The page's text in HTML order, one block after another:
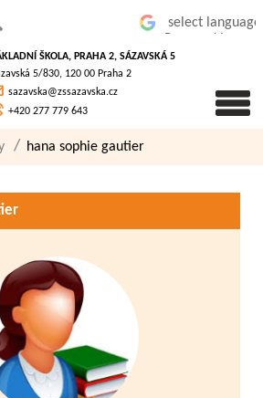
ŠKOLA, PRAHA 2, SÁZAVSKÁ 5
5/830, 120 00 Praha 2
sazavska@zssazavska.cz
+420 277 779 643
hana sophie gautier